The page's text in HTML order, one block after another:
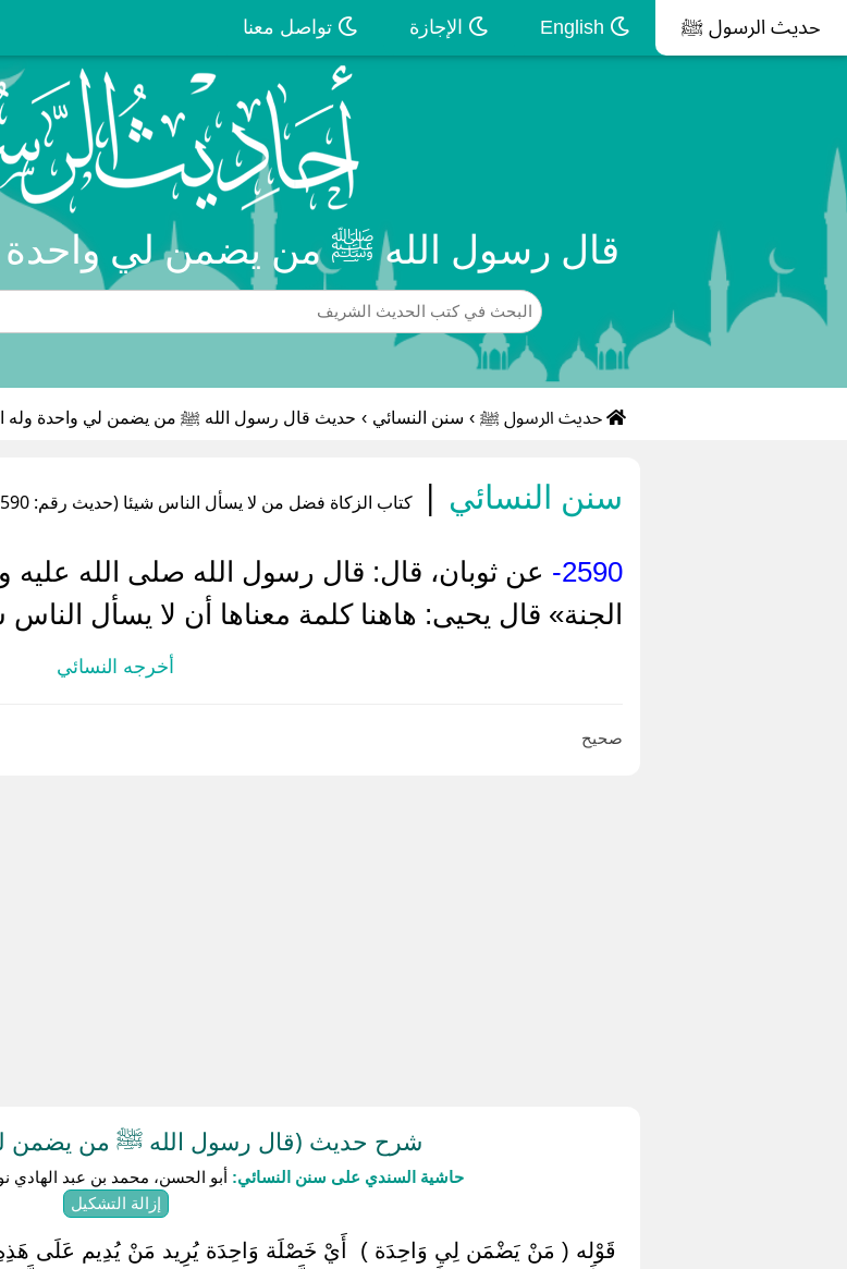
حديث الرسول ﷺ الإجازة تواصل معنا
قال رسول الله ﷺ من يضمن لي واحدة
حديث الرسول ﷺ › سنن النسائي › حديث قال رسول الله ﷺ من يضمن لي واحدة وله
سنن النسائي | كتاب الزكاة فضل من لا يسأل الناس شيئا (حديث رقم: 2590 )
2590-
عن ثوبان، قال: قال رسول الله صلى الله
الجنة» قال يحيى: هاهنا كلمة معناها أن لا يسأل الناس
أخرجه النسائي
صحيح
شرح حديث (قال رسول الله ﷺ من يضمن
حاشية السندي على سنن النسائي: أبو الحسن، محمد بن عبد الهادي نور
إزالة التشكيل
‏قَوْله ( مَنْ يَضْمَن لِي وَاحِدَة ) ‏ ‏أَيْ خَصْلَة وَاحِدَة يُرِيد مَنْ يُدِيم عَلَى هَذِهِ